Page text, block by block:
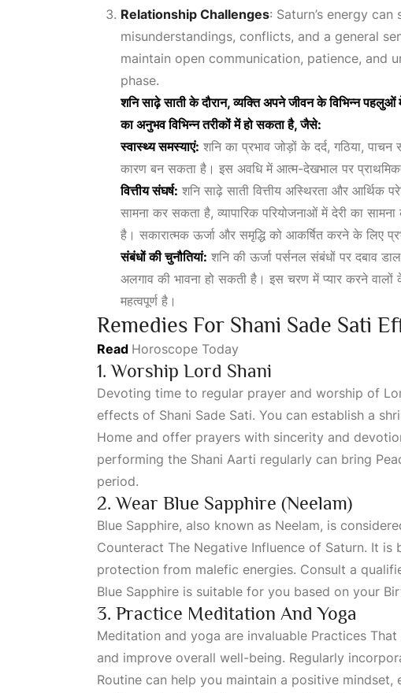
Relationship Challenges: Saturn’s energy can
misunderstandings, conflicts, and a general
maintain open communication, patience, and
phase.
शनि साढ़े साती के दौरान, व्यक्ति अपने जीवन के विभिन्न
का अनुभव विभिन्न तरीकों में हो सकता है, जैसे:
स्वास्थ्य समस्याएं: शनि का प्रभाव जोड़ों के दर्द, गठिया,
कारण बन सकता है। इस अवधि में आत्म-देखभाल पर
वित्तीय संघर्ष: शनि साढ़े साती वित्तीय अस्थिरता और आर्थिक
सामना कर सकता है, व्यापारिक परियोजनाओं में देरी का
है। सकारात्मक ऊर्जा और समृद्धि को आकर्षित करने के लिए
संबंधों की चुनौतियां: शनि की ऊर्जा पर्सनल संबंधों पर दबाव
अलगाव की भावना हो सकती है। इस चरण में प्यार करने
महत्वपूर्ण है।
Remedies For Shani Sade Sati
Read Horoscope Today
1. Worship Lord Shani
Devoting time to regular prayer and worship of
effects of Shani Sade Sati. You can establish a
Home and offer prayers with sincerity and
performing the Shani Aarti regularly can bring
period.
2. Wear Blue Sapphire (Neelam)
Blue Sapphire, also known as Neelam, is
Counteract The Negative Influence of Saturn. It is
protection from malefic energies. Consult a
Blue Sapphire is suitable for you based on your
3. Practice Meditation And Yoga
Meditation and yoga are invaluable Practices
and improve overall well-being. Regularly
Routine can help you maintain a positive mindset,